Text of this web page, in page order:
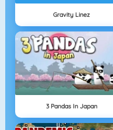
Gravity Linez
3 Pandas In Japan